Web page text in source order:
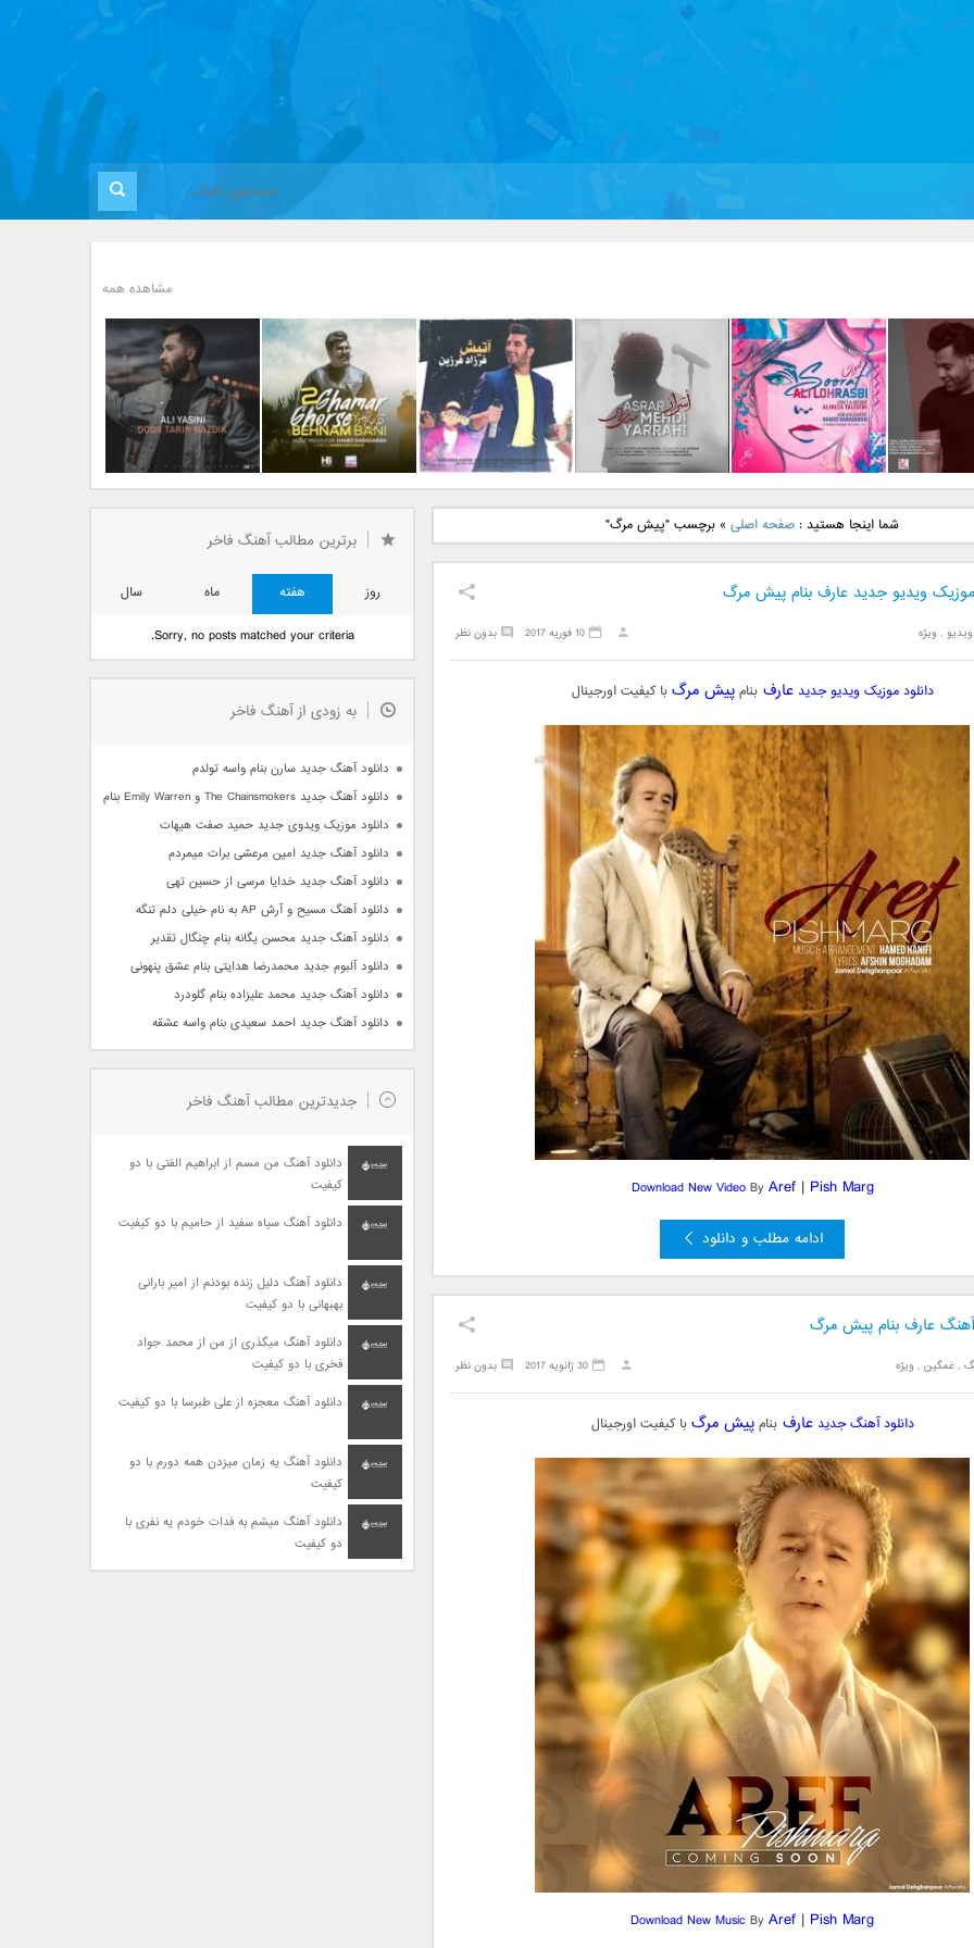
مشاهده همه
جدید رضا
دانلود آهنگ جدید علی
لهراسبی بنام صورت
دانلود آهنگ جدید مهدی
یراحی بنام اسرار
دانلود آهنگ جدید فرزاد
بانی بنام قرص قمر 2
یاسینی بنام دورترین نزدیک
شما اینجا هستید :صفحه اصلی »برچسب "پیش مرگ"
موزیک ویدیو جدید عارف بنام پیش مرگ
,ویژه بدون نظر 10 فوریه 2017
دانلود موزیک ویدیو جدید عارفبنامپیش مرگبا کیفیت اورجینال
Download New VideoByAref| Pish Marg
ادامه مطلب و دانلود
آهنگ عارف بنام پیش مرگ
,غمگین ,ویژه بدون نظر 30 ژانویه 2017
دانلود آهنگ جدید عارفبنامپیش مرگبا کیفیت اورجینال
Download New MusicByAref | Pish Marg
برترین مطالب آهنگ فاخر
روز هفته ماه
سال
Sorry, no posts matched your criteria.
به زودی از آهنگ فاخر
دانلود آهنگ جدید سارن بنام واسه تولدم
دانلود آهنگ جدید The Chainsmokers و Emily Warren بنام Side Effects
دانلود موزیک ویدوی جدید حمید صفت هیهات
دانلود آهنگ جدید امین مرعشی برات میمردم
دانلود آهنگ جدید خدایا مرسی از حسین تهی
دانلود آهنگ مسیح و آرش AP به نام خیلی دلم تنگه
دانلود آهنگ جدید محسن یگانه بنام چنگال تقدیر
دانلود آلبوم جدید محمدرضا هدایتی بنام عشق پنهونی
دانلود آهنگ جدید محمد علیزاده بنام گلودرد
دانلود آهنگ جدید احمد سعیدی بنام واسه عشقه
جدیدترین مطالب آهنگ فاخر
دانلود آهنگ من مسم از ابراهیم الفتی با دو
کیفیت
دانلود آهنگ سیاه سفید از حامیم با دو کیفیت
دانلود آهنگ دلیل زنده بودنم از امیر بارانی
بهبهانی با دو کیفیت
دانلود آهنگ میگذری از من از محمد جواد
فخری با دو کیفیت
دانلود آهنگ معجزه از علی طبرسا با دو کیفیت
دانلود آهنگ یه زمان میزدن همه دورم با دو
کیفیت
دانلود آهنگ میشم به فدات خودم یه نفری با
دو کیفیت